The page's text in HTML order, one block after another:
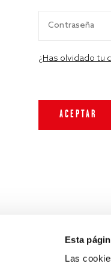
Esta
Las
¿Has olvidado tu